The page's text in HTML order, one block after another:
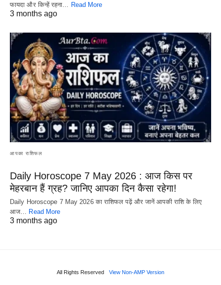
फायदा और किन्हें रहना…
Read More
3 months ago
आपका राशिफल
Daily Horoscope 7 May 2026 : आज किस पर
मेहरबान हैं ग्रह? जानिए आपका दिन कैसा रहेगा!
Daily Horoscope 7 May 2026 का राशिफल पढ़ें और जानें आपकी राशि के लिए
आज… Read More
3 months ago
All Rights Reserved View Non-AMP Version